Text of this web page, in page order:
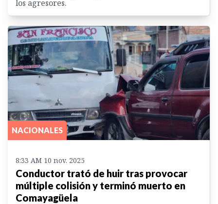
los agresores.
NACIONALES
8:33 AM 10 nov. 2025
Conductor trató de huir tras provocar
múltiple colisión y terminó muerto en
Comayagüela